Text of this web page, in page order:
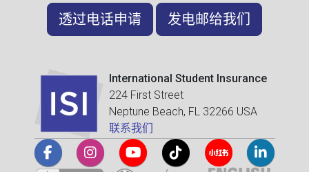
透过电话申请 发电邮给我们
International Student Insurance
224 First Street
Neptune Beach, FL 32266 USA
联系我们